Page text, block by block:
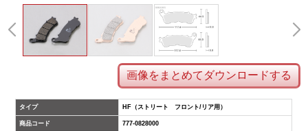
画像をまとめてダウンロードする
タイプ HF（ストリート フロント/リア用）
商品コード 777-0828000